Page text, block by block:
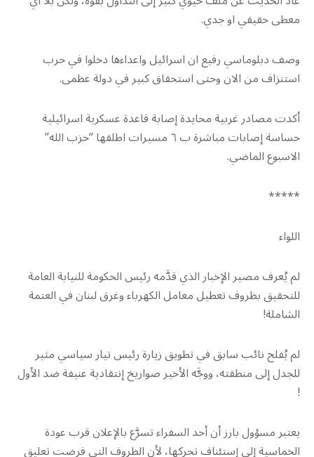
معطى حقيقي او جدي.
وصف دبلوماسي رفيع ان اسرائيل واعداءها دخلوا في حرب
استنزاف من الان وحتى استحقاق كبير في دولة عظمى.
أكدت مصادر غربية محايدة إصابة قاعدة عسكرية اسرائيلية
حساسة إصابات مباشرة ب ٦ مسيرات اطلقها “حزب الله”
الاسبوع الماضي.
*****
اللواء
لم يُعرف مصير الإخبار الذي قدَّمه رئيس الحكومة للنيابة العامة
للتحقيق بظروف تعطيل معامل الكهرباء وغرق لبنان في العتمة
الشاملة!
لم يُفلح نائب سابق في تطويق زيارة رئيس تيار سياسي مثير
للجدل إلى منطقته، ووجَّه الأخير صواريخ إنتقادية عنيفة ضد الأول
!
يعتبر مسؤول بارز أن أحد السفراء تسرَّع بالإعلان قرب عودة
الخماسية إلى إستئناف تحركها، لأن الظروف التي فرضت تعليق